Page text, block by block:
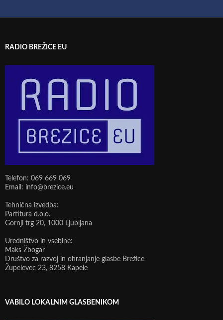
RADIO BREŽICE EU
Telefon: 069 669 069
Email: info@brezice.eu
Tehnična izvedba:
Partitura d.o.o.
Gornji trg 20, 1000 Ljubljana
Uredništvo in vsebine:
Maks Žbogar
Društvo za razvoj in ohranjanje glasbe Brežice
Župelevec 23, 8258 Kapele
VABILO LOKALNIM GLASBENIKOM